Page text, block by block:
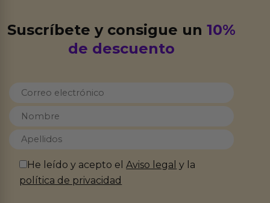
Suscríbete y consigue un10%
de descuento
He leído y acepto elAviso legal y la
política de privacidad